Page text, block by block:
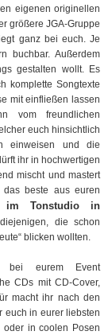
eigenen originellen
größere JGA-Gruppe
ganz bei euch. Je
buchbar. Außerdem
gestalten wollt. Es
komplette Songtexte
mit einfließen lassen
vom freundlichen
euch hinsichtlich
einweisen und die
ihr in hochwertigen
mischt und mastert
das beste aus euren
im Tonstudio in
die schon
blicken wollten.
eurem Event
CDs mit CD-Cover,
macht ihr nach den
euch in eurer liebsten
oder in coolen Posen